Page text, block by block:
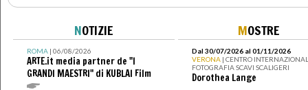
NOTIZIE
ROMA| 06/08/2026
ARTE.it media partner de "I
GRANDI MAESTRI" di KUBLAI Film
MOSTRE
Dal 30/07/2026 al 01/11/2026
VERONA | CENTRO
FOTOGRAFIA SCAVI SCALIGERI
Dorothea Lange